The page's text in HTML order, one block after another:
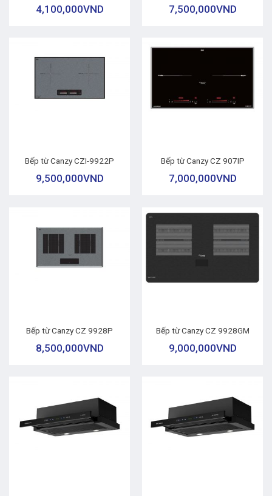
4,100,000VND 7,500,000VND
Bếp từ Canzy CZI-9922P
9,500,000VND
Bếp từ Canzy CZ 907IP
7,000,000VND
Bếp từ Canzy CZ 9928P
8,500,000VND
Bếp từ Canzy CZ 9928GM
9,000,000VND